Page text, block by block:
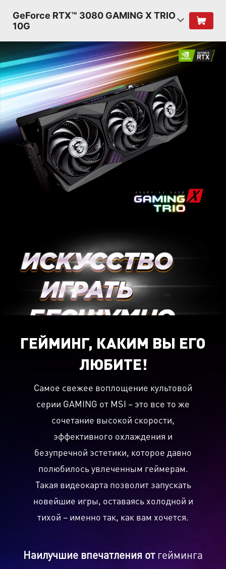
GeForce RTX™ 3080 GAMING X TRIO
10G
ГЕЙМИНГ, КАКИМ ВЫ ЕГО
ЛЮБИТЕ!
Самое свежее воплощение культовой
серии GAMING от MSI – это все то же
сочетание высокой скорости,
эффективного охлаждения и
безупречной эстетики, которое давно
полюбилось увлеченным геймерам.
Такая видеокарта позволит запускать
новейшие игры, оставаясь холодной и
тихой – именно так, как вам хочется.
Наилучшие впечатления от гейминга